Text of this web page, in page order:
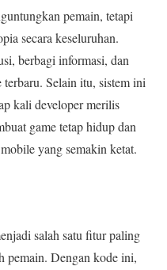
pemain, tetapi
secara keseluruhan.
berbagi informasi, dan
Selain itu, sistem ini
kali developer merilis
game tetap hidup dan
yang semakin ketat.
salah satu fitur paling
pemain. Dengan kode ini,